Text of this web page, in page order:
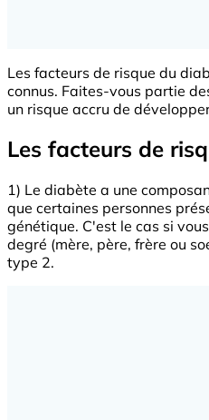
Les facteurs de risque du
connus. Faites-vous partie
un risque accru de
Les facteurs de
1) Le diabète a une
que certaines personnes
génétique. C'est le cas si
degré (mère, père, frère ou
type 2.